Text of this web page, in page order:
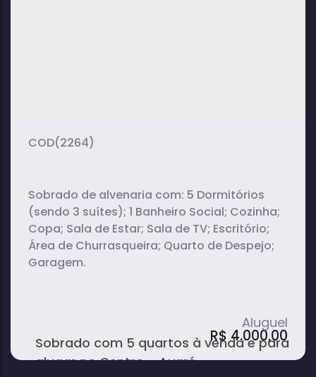
Sobrado com 5 quartos à venda e para
alugar no Centro - Avaré
R$4.000,00
(2264)
Sobrado de alvenaria com: 5 Dormitórios
(sendo 3 suítes); 1 Banheiro Social; Cozinha;
Copa; Sala de Estar; Sala de TV; Escritório;
Área de Churrasqueira; Quarto de Despejo;
Garagem.